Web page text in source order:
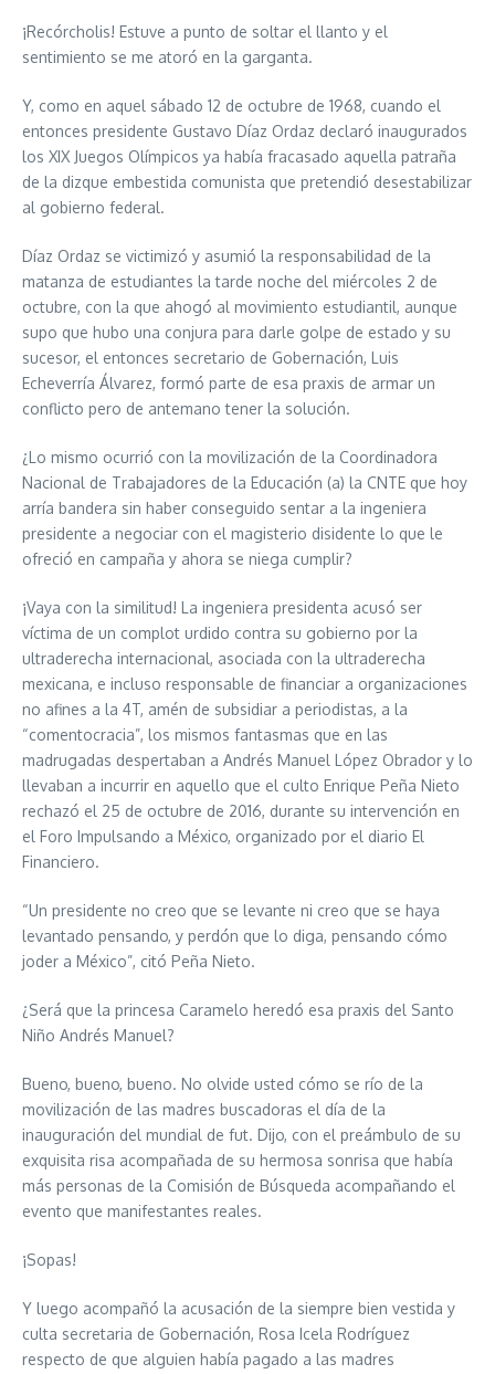
¡Recórcholis! Estuve a punto de soltar el llanto y el
sentimiento se me atoró en la garganta.
Y, como en aquel sábado 12 de octubre de 1968, cuando el
entonces presidente Gustavo Díaz Ordaz declaró inaugurados
los XIX Juegos Olímpicos ya había fracasado aquella patraña
de la dizque embestida comunista que pretendió desestabilizar
al gobierno federal.
Díaz Ordaz se victimizó y asumió la responsabilidad de la
matanza de estudiantes la tarde noche del miércoles 2 de
octubre, con la que ahogó al movimiento estudiantil, aunque
supo que hubo una conjura para darle golpe de estado y su
sucesor, el entonces secretario de Gobernación, Luis
Echeverría Álvarez, formó parte de esa praxis de armar un
conflicto pero de antemano tener la solución.
¿Lo mismo ocurrió con la movilización de la Coordinadora
Nacional de Trabajadores de la Educación (a) la CNTE que hoy
arría bandera sin haber conseguido sentar a la ingeniera
presidente a negociar con el magisterio disidente lo que le
ofreció en campaña y ahora se niega cumplir?
¡Vaya con la similitud! La ingeniera presidenta acusó ser
víctima de un complot urdido contra su gobierno por la
ultraderecha internacional, asociada con la ultraderecha
mexicana, e incluso responsable de financiar a organizaciones
no afines a la 4T, amén de subsidiar a periodistas, a la
“comentocracia”, los mismos fantasmas que en las
madrugadas despertaban a Andrés Manuel López Obrador y lo
llevaban a incurrir en aquello que el culto Enrique Peña Nieto
rechazó el 25 de octubre de 2016, durante su intervención en
el Foro Impulsando a México, organizado por el diario El
Financiero.
“Un presidente no creo que se levante ni creo que se haya
levantado pensando, y perdón que lo diga, pensando cómo
joder a México”, citó Peña Nieto.
¿Será que la princesa Caramelo heredó esa praxis del Santo
Niño Andrés Manuel?
Bueno, bueno, bueno. No olvide usted cómo se río de la
movilización de las madres buscadoras el día de la
inauguración del mundial de fut. Dijo, con el preámbulo de su
exquisita risa acompañada de su hermosa sonrisa que había
más personas de la Comisión de Búsqueda acompañando el
evento que manifestantes reales.
¡Sopas!
Y luego acompañó la acusación de la siempre bien vestida y
culta secretaria de Gobernación, Rosa Icela Rodríguez
respecto de que alguien había pagado a las madres